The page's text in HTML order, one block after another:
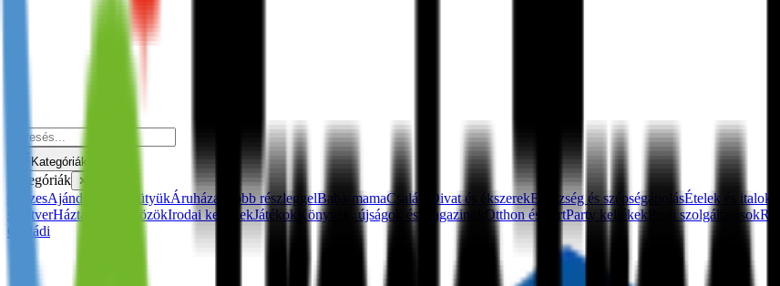
Kategóriák
Kategóriák ✕
ÖsszesAjándékok és kütyükÁruházak több részleggelBaba-mamaCsaládi Divat és ékszerekEgészség és szépségápolásÉtelek és italok
szoftverHáztartási eszközökIrodai kellékekJátékok Könyvek, újságok és magazinok Otthon és kertParty kellékek Profi szolgáltatások
Családi